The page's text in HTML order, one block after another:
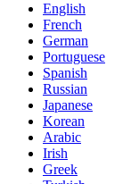
English
French
German
Portuguese
Spanish
Russian
Japanese
Korean
Arabic
Irish
Greek